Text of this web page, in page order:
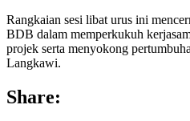
Rangkaian sesi libat urus ini
BDB dalam memperkukuh
projek serta menyokong
Langkawi.
Share: